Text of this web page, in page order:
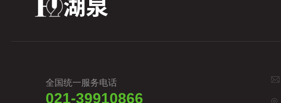
全国统一服务电话
021-39910866